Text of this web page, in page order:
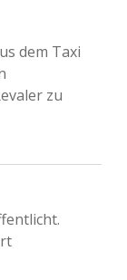
dem Taxi
zu